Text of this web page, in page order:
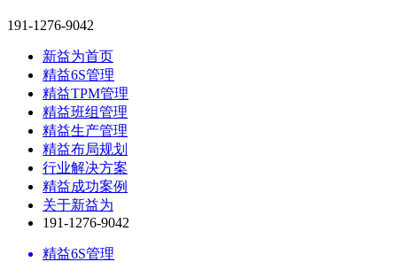
191-1276-9042
新益为首页
精益6S管理
精益TPM管理
精益班组管理
精益生产管理
精益布局规划
行业解决方案
精益成功案例
关于新益为
191-1276-9042
精益6S管理